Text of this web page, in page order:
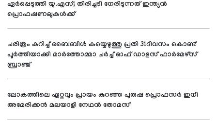
ഏര്‍പ്പെടുത്തി യു.എസ്; തിരിച്ചടി നേരിടുന്നത് ഇന്ത്യന്‍
പ്രൊഫഷണലുകള്‍ക്ക്
ചരിത്രം കുറിച്ച് ബൈബിള്‍ കയ്യെഴുത്തു പ്രതി 31ദിവസം കൊണ്ട്
പൂര്‍ത്തിയാക്കി മാര്‍ത്തോമ്മാ ചര്‍ച്ച് ഓഫ് ഡാളസ് ഫാര്‍മേഴ്സ്
ബ്രാഞ്ച്
ലോകത്തിലെ ഏറ്റവും പ്രായം കുറഞ്ഞ പുരുഷ പ്രൊഫസര്‍ ഇനി
അമേരിക്കന്‍ മലയാളി നേഥന്‍ തോമസ്